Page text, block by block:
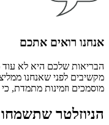
אנחנו רואים אתכם
הבריאות שלכם היא לא עוד
מקשיבים לפני שאנחנו
מוסמכים וזמינות מתמדת,
הניוזלטר